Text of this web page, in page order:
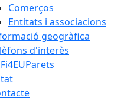
Comerços
Entitats i associacions
geogràfica
d'interès